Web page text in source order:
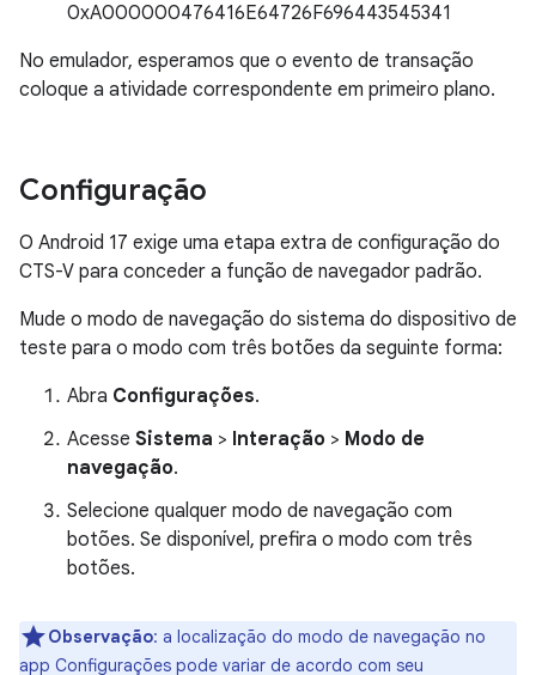
0xA000000476416E64726F696443545341
No emulador, esperamos que o evento de transação
coloque a atividade correspondente em primeiro plano.
Configuração
O Android 17 exige uma etapa extra de configuração do
CTS-V para conceder a função de navegador padrão.
Mude o modo de navegação do sistema do dispositivo de
teste para o modo com três botões da seguinte forma:
Abra Configurações.
Acesse Sistema > Interação > Modo de
navegação.
Selecione qualquer modo de navegação com
botões. Se disponível, prefira o modo com três
botões.
Observação: a localização do modo de navegação no
app Configurações pode variar de acordo com seu